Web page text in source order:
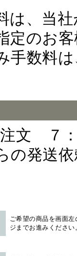
は、当
定のお
手数料
文 ７
の発送
ご希望の商品を画面
ジまでお進みください